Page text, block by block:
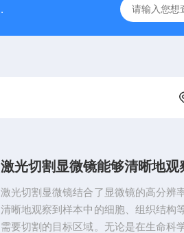
奥林巴斯CX31生物显微镜 QAS
激光切割显微镜结合了显微镜的高分辨
清晰地观察到样本中的细胞、组织结构
需要切割的目标区域。无论是在生命科